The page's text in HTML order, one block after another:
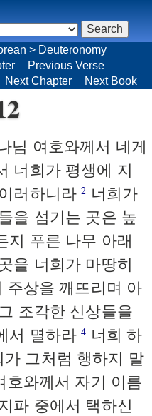
> Deuteronomy
Previous Verse
Next Chapter Next Book
님 여호와께서 네게
너희가 평생에 지
러하니라2 너희가
을 섬기는 곳은 높
지 푸른 나무 아래
을 너희가 마땅히
주상을 깨뜨리며 아
조각한 신상들을
서 멸하라4 너희 하
그처럼 행하지 말
호와께서 자기 이름
파 중에서 택하신